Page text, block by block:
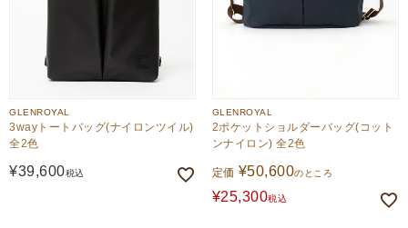
GLENROYAL
3wayトートバッグ(ナイロンツイル)
全2色
¥39,600税込
GLENROYAL
2ポケットショルダーバッグ(コット
ンナイロン) 全2色
定価 ¥50,600のところ
¥25,300税込